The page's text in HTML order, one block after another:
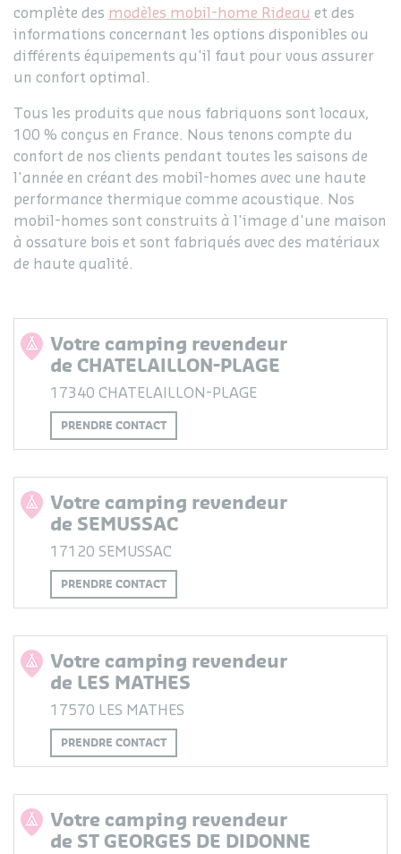
complète des modèles mobil-home Rideau et des
informations concernant les options disponibles ou
différents équipements qu'il faut pour vous assurer
un confort optimal.
Tous les produits que nous fabriquons sont locaux,
100 % conçus en France. Nous tenons compte du
confort de nos clients pendant toutes les saisons de
l'année en créant des mobil-homes avec une haute
performance thermique comme acoustique. Nos
mobil-homes sont construits à l'image d'une maison
à ossature bois et sont fabriqués avec des matériaux
de haute qualité.
Votre camping revendeur
de CHATELAILLON-PLAGE
17340 CHATELAILLON-PLAGE
PRENDRE CONTACT
Votre camping revendeur
de SEMUSSAC
17120 SEMUSSAC
PRENDRE CONTACT
Votre camping revendeur
de LES MATHES
17570 LES MATHES
PRENDRE CONTACT
Votre camping revendeur
de ST GEORGES DE DIDONNE